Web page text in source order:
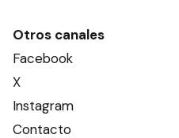
Otros canales
Facebook
X
Instagram
Contacto